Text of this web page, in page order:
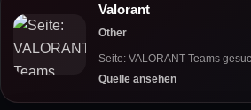
Valorant
Other
Seite: VALORANT Teams
Quelle ansehen